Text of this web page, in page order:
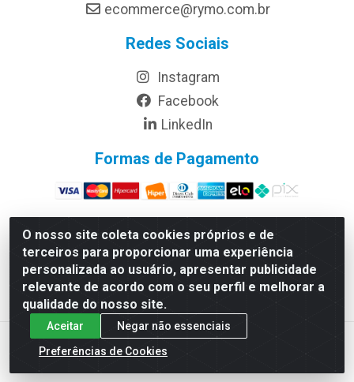
O nosso site coleta cookies próprios e de
terceiros para proporcionar uma experiência
personalizada ao usuário, apresentar publicidade
relevante de acordo com o seu perfil e melhorar a
qualidade do nosso site.
Aceitar
Negar não essenciais
Preferências de Cookies
ecommerce@rymo.com.br
Redes Sociais
Instagram
Facebook
LinkedIn
Formas de Pagamento
Rymo Imagem e Produtos Gráficos da Amazonia LTDA - Av.
Ajuricaba, 379 - Cachoeirinha, Manaus/AM - CEP 69065-110 -
CNPJ 14.220.230.0001-70